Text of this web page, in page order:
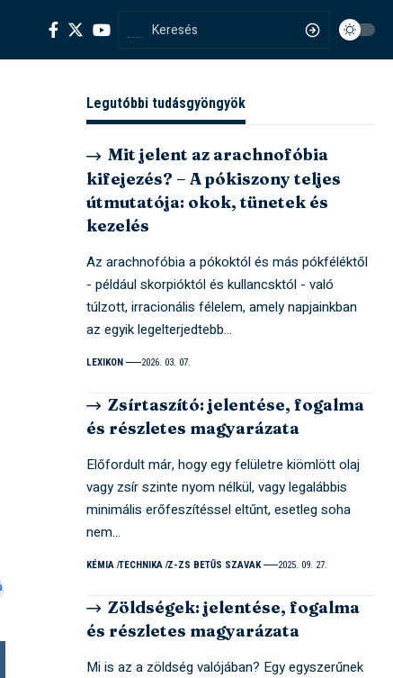
Legutóbbi tudásgyöngyök
Mit jelent az arachnofóbia
kifejezés? – A pókiszony teljes
útmutatója: okok, tünetek és
kezelés
Az arachnofóbia a pókoktól és más pókféléktől
- például skorpióktól és kullancsktól - való
túlzott, irracionális félelem, amely napjainkban
az egyik legelterjedtebb…
LEXIKON 2026. 03. 07.
Zsírtaszító: jelentése, fogalma
és részletes magyarázata
Előfordult már, hogy egy felületre kiömlött olaj
vagy zsír szinte nyom nélkül, vagy legalábbis
minimális erőfeszítéssel eltűnt, esetleg soha
nem…
KÉMIA TECHNIKA Z-ZS BETŰS SZAVAK 2025. 09. 27.
Zöldségek: jelentése, fogalma
és részletes magyarázata
Mi is az a zöldség valójában? Egy egyszerűnek